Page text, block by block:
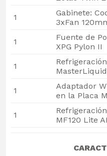
1
Gabinete:
3xFan
1
Fuente de
XPG Pylon II
1
MasterLiquid
1
Adaptador
en la Placa
1
MF120 Lite